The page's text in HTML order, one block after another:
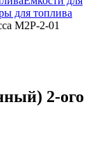
для топлива
М2Р-2-01
2-ого